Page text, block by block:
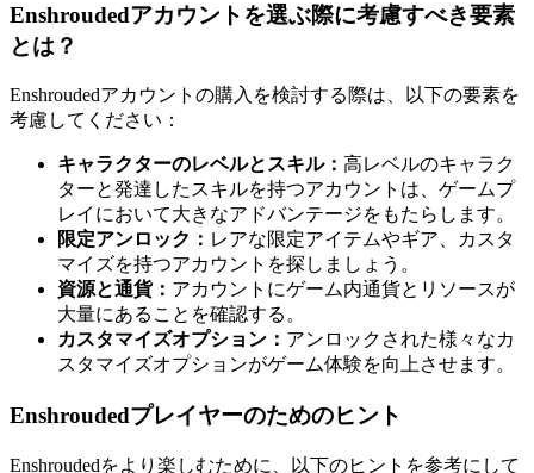
Enshroudedアカウントを選ぶ際に考慮すべき要素
とは？
Enshroudedアカウントの購入を検討する際は、以下の要素を
考慮してください：
キャラクターのレベルとスキル： 高レベルのキャラク
ターと発達したスキルを持つアカウントは、ゲームプ
レイにおいて大きなアドバンテージをもたらします。
限定アンロック： レアな限定アイテムやギア、カスタ
マイズを持つアカウントを探しましょう。
資源と通貨： アカウントにゲーム内通貨とリソースが
大量にあることを確認する。
カスタマイズオプション： アンロックされた様々なカ
スタマイズオプションがゲーム体験を向上させます。
Enshroudedプレイヤーのためのヒント
Enshroudedをより楽しむために、以下のヒントを参考にして